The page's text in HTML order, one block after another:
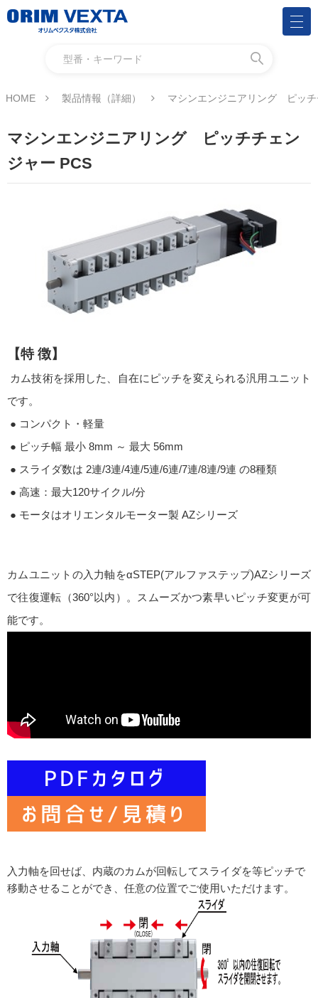
HOME 製品情報（詳細） マシンエンジニアリング ピッチ
マシンエンジニアリング ピッチチェン
ジャー PCS
【特 徴】
カム技術を採用した、自在にピッチを変えられる汎用ユニット
です。
● コンパクト・軽量
● ピッチ幅 最小 8mm ～ 最大 56mm
● スライダ数は 2連/3連/4連/5連/6連/7連/8連/9連 の8種類
● 高速：最大120サイクル/分
● モータはオリエンタルモーター製 AZシリーズ
カムユニットの入力軸をαSTEP(アルファステップ)AZシリーズ
で往復運転（360°以内）。スムーズかつ素早いピッチ変更が可
能です。
入力軸を回せば、内蔵のカムが回転してスライダを等ピッチで
移動させることができ、 任意の位置でご使用いただけます。